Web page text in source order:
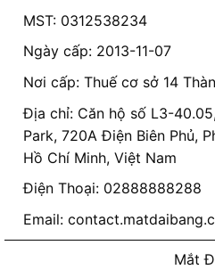
MST: 0312538234
Ngày cấp: 2013-11-07
Nơi cấp: Thuế cơ sở 14
Địa chỉ: Căn hộ số L3-
Park, 720A Điện Biên Phủ,
Hồ Chí Minh, Việt Nam
Điện Thoại: 02888888288
Email:
Mắt